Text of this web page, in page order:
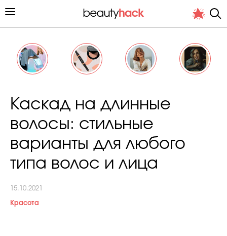
Каскад на длинные
волосы: стильные
варианты для любого
типа волос и лица
15.10.2021
Красота